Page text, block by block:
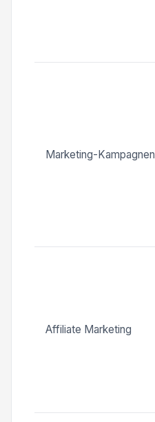
Marketing-Kampagnen
Affiliate Marketing